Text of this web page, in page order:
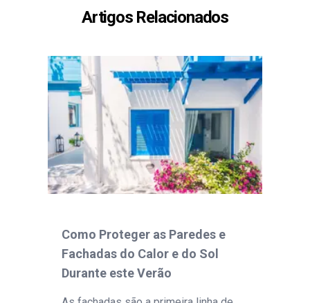
Artigos Relacionados
Como Proteger as Paredes e
Fachadas do Calor e do Sol
Durante este Verão